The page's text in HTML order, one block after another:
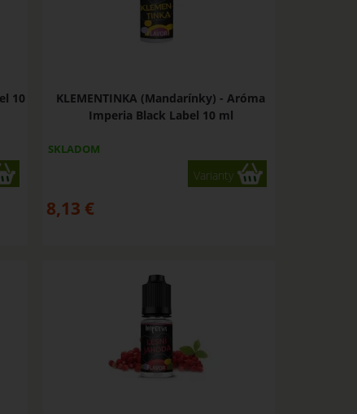
10
KLEMENTINKA (Mandarínky) - Aróma
Imperia Black Label 10 ml
SKLADOM
Varianty
8,13 €